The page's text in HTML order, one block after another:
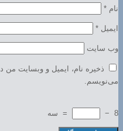
نام *
ایمیل *
وب‌ سایت
ذخیره نام، ایمیل و وبسایت من
می‌نویسم.
8
−
= سه